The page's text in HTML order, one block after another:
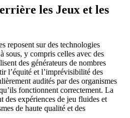
les Jeux et les
reposent sur des technologies
sous, y compris celles avec des
des générateurs de nombres
l’équité et l’imprévisibilité des
audités par des organismes
fonctionnent correctement. La
des expériences de jeu fluides et
de haute qualité et des